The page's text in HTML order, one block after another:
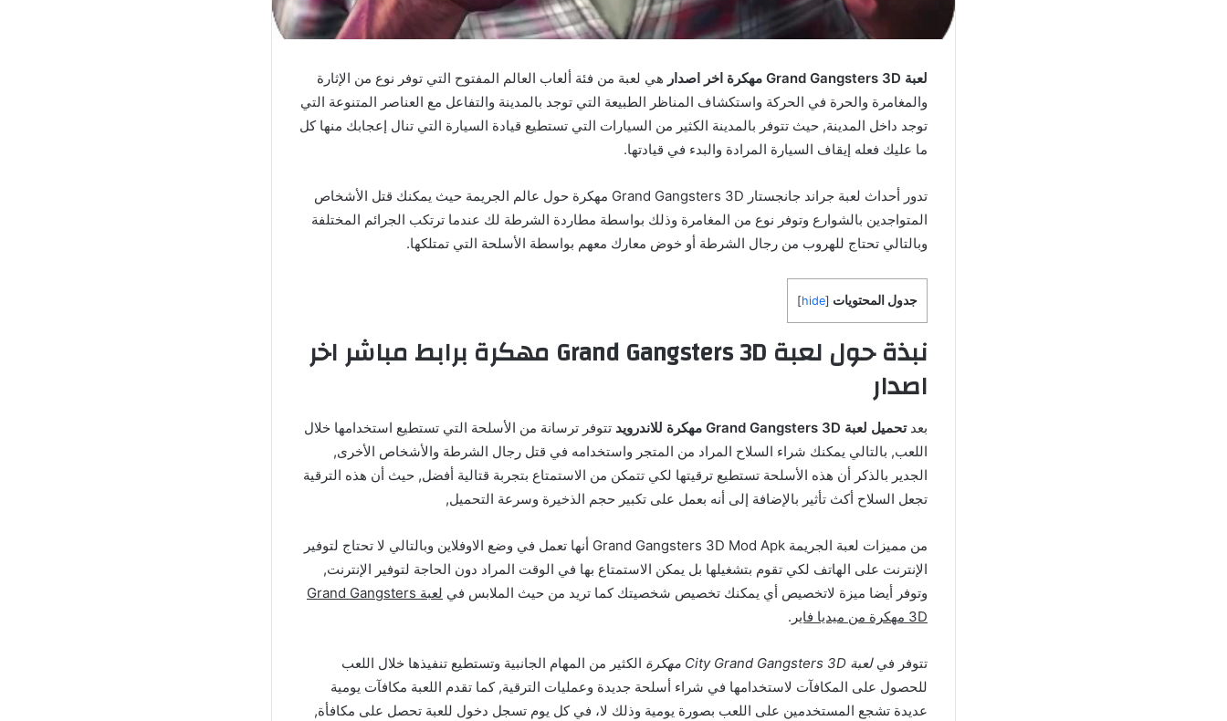
لعبة Grand Gangsters 3D مهكرة اخر اصدار
هي لعبة من فئة ألعاب العالم المفتوح التي توفر نوع من الإثارة
والمغامرة والحرة في الحركة واستكشاف المناظر الطبيعة التي توجد بالمدينة والتفاعل مع العناصر المتنوعة التي
توجد داخل المدينة, حيث تتوفر بالمدينة الكثير من السيارات التي تستطيع قيادة السيارة التي تنال إعجابك منها كل
ما عليك فعله إيقاف السيارة المرادة والبدء في قيادتها.
تدور أحداث لعبة جراند جانجستار Grand Gangsters 3D مهكرة حول عالم الجريمة حيث يمكنك قتل الأشخاص
المتواجدين بالشوارع وتوفر نوع من المغامرة وذلك بواسطة مطاردة الشرطة لك عندما ترتكب الجرائم المختلفة
وبالتالي تحتاج للهروب من رجال الشرطة أو خوض معارك معهم بواسطة الأسلحة التي تمتلكها.
جدول المحتويات [
hide
]
نبذة حول لعبة Grand Gangsters 3D مهكرة برابط مباشر اخر
اصدار
بعدتحميل لعبة Grand Gangsters 3D مهكرة للاندرويد
تتوفر ترسانة من الأسلحة التي تستطيع استخدامها خلال
اللعب, بالتالي يمكنك شراء السلاح المراد من المتجر واستخدامه في قتل رجال الشرطة والأشخاص الأخرى,
الجدير بالذكر أن هذه الأسلحة تستطيع ترقيتها لكي تتمكن من الاستمتاع بتجربة قتالية أفضل, حيث أن هذه الترقية
تجعل السلاح أكث تأثير بالإضافة إلى أنه بعمل على تكبير حجم الذخيرة وسرعة التحميل,
من مميزات لعبة الجريمة Grand Gangsters 3D Mod Apk أنها تعمل في وضع الاوفلاين وبالتالي لا تحتاج لتوفير
الإنترنت على الهاتف لكي تقوم بتشغيلها بل يمكن الاستمتاع بها في الوقت المراد دون الحاجة لتوفير الإنترنت,
وتوفر أيضا ميزة لاتخصيص أي يمكنك تخصيص شخصيتك كما تريد من حيث الملابس في
لعبة Grand Gangsters
3D مهكرة من ميديا فاير
.
تتوفر فيلعبة City Grand Gangsters 3D مهكرة
الكثير من المهام الجانبية وتستطيع تنفيذها خلال اللعب
للحصول على المكافآت لاستخدامها في شراء أسلحة جديدة وعمليات الترقية, كما تقدم اللعبة مكافآت يومية
عديدة تشجع المستخدمين على اللعب بصورة يومية وذلك لا، في كل يوم تسجل دخول للعبة تحصل على مكافأة,